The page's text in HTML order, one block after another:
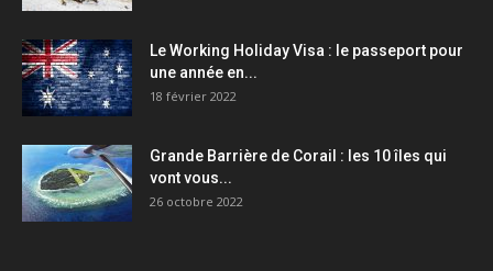
Le Working Holiday Visa : le passeport pour
une année en...
18 février 2022
Grande Barrière de Corail : les 10 îles qui
vont vous...
26 octobre 2022